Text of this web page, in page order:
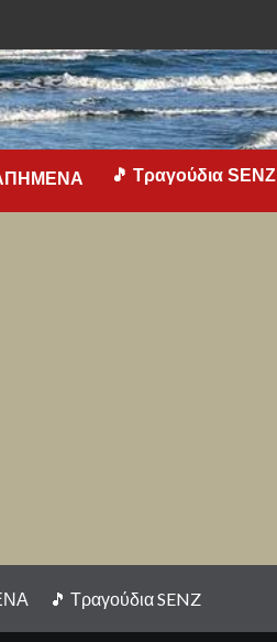
🎵 Τραγούδια SENZ
🎵 Τραγούδια SENZ